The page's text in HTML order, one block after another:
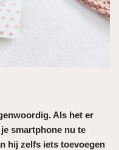
Als het er
smartphone nu te
hij zelfs iets toevoegen